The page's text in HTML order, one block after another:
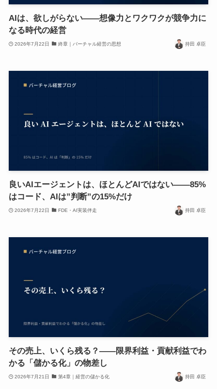
AIは、欲しがらない——想像力とワクワクが競争力に
なる時代の経営
2026年7月22日 終章｜バーチャル経営の思想 持田 卓臣
良いAIエージェントは、ほとんどAIではない——85%
はコード、AIは”判断”の15%だけ
2026年7月22日 FDE・AI実装伴走 持田 卓臣
その売上、いくら残る？——限界利益・貢献利益でわ
かる「儲かる化」の物差し
2026年7月21日 第4章｜経営の儲かる化 持田 卓臣